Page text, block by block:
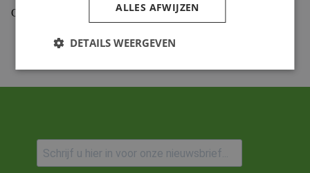
Gekoppelde Motoren ALLES AFWIJZEN
DETAILS WEERGEVEN